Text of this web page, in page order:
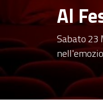
Al
Sabato 23